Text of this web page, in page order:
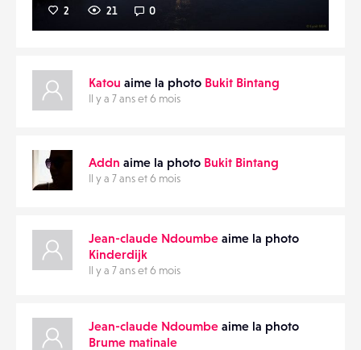
2 21 0
Katou aime la photo Bukit Bintang
Il y a 7 ans et 6 mois
Addn aime la photo Bukit Bintang
Il y a 7 ans et 6 mois
Jean-claude Ndoumbe aime la photo
Kinderdijk
Il y a 7 ans et 6 mois
Jean-claude Ndoumbe aime la photo
Brume matinale